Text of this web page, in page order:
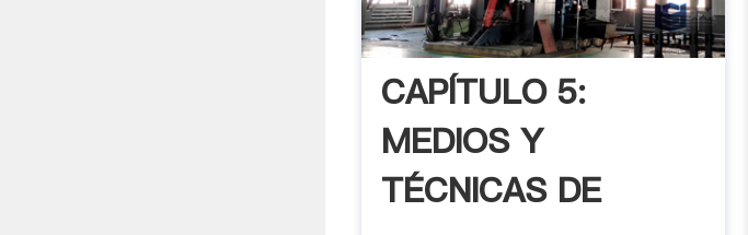
CAPÍTULO 5:
MEDIOS Y
TÉCNICAS DE